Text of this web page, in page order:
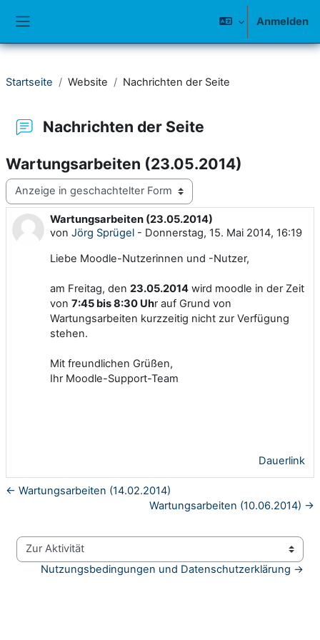
Anmelden
Startseite Website Nachrichten der Seite
Nachrichten der Seite
Wartungsarbeiten (23.05.2014)
Anzeigemodus
Wartungsarbeiten (23.05.2014)
von Jörg Sprügel - Donnerstag, 15. Mai 2014, 16:19
Anzahl Antworten: 0
Liebe Moodle-Nutzerinnen und -Nutzer,
am Freitag, den 23.05.2014 wird moodle in der Zeit
von 7:45 bis 8:30 Uhr auf Grund von
Wartungsarbeiten kurzzeitig nicht zur Verfügung
stehen.
Mit freundlichen Grüßen,
Ihr Moodle-Support-Team
Dauerlink
← Wartungsarbeiten (14.02.2014)
Wartungsarbeiten (10.06.2014) →
Zur Aktivität
Nutzungsbedingungen und Datenschutzerklärung →